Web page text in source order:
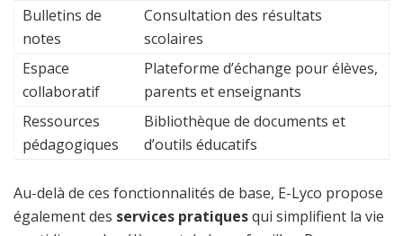
Bulletins de
notes
Consultation des résultats
scolaires
Espace
collaboratif
Plateforme d’échange pour élèves,
parents et enseignants
Ressources
pédagogiques
Bibliothèque de documents et
d’outils éducatifs
Au-delà de ces fonctionnalités de base, E-Lyco propose
également des services pratiquesqui simplifient la vie